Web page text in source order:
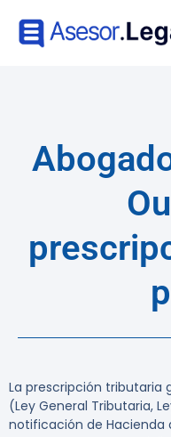
La prescripción tributaria
(Ley General Tributaria,
notificación de Hacienda